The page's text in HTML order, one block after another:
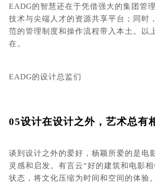
EADG的智慧还在于凭借强大的集团管
技术与尖端人才的资源共享平台；同时
范的管理制度和操作流程带入本土。以
在。
EADG的设计总监们
05设计在设计之外，艺术总有
谈到设计之外的爱好，杨颖所爱的是电
灵感和启发。有言云“好的建筑和电影
状态，将文化压缩为时间和空间的体验